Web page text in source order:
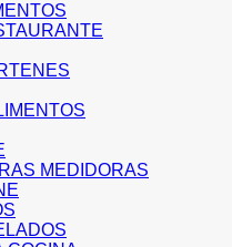
MEDIDORAS